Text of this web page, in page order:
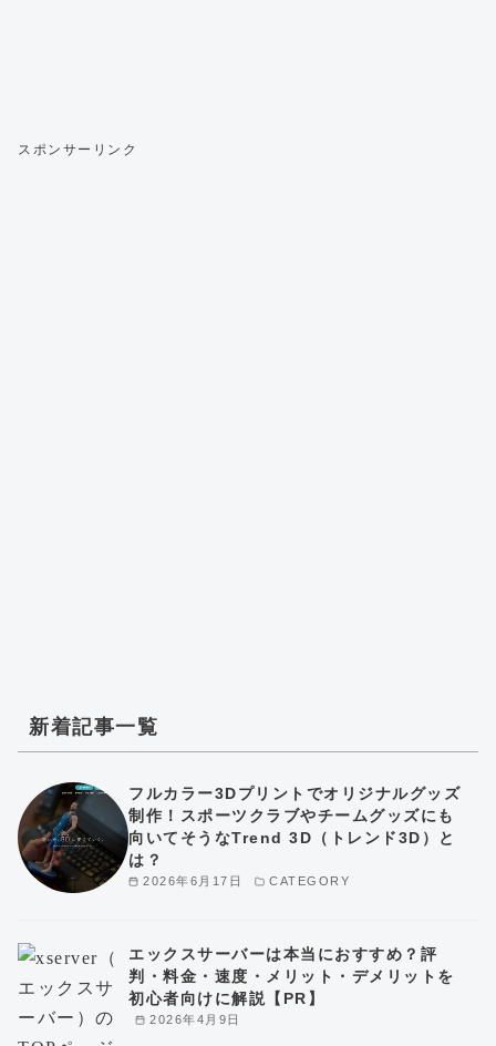
スポンサーリンク
新着記事一覧
2026年6月17日 CATEGORY
フルカラー3Dプリントでオリジナルグッズ
制作！スポーツクラブやチームグッズにも
向いてそうなTrend 3D（トレンド3D）と
は？
2026年4月9日
エックスサーバーは本当におすすめ？評
判・料金・速度・メリット・デメリットを
初心者向けに解説【PR】